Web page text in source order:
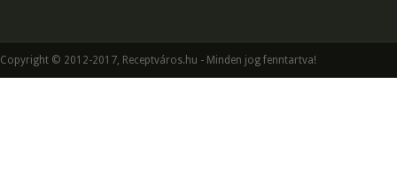
Copyright © 2012-2017, Receptváros.hu - Minden jog fenntartva!